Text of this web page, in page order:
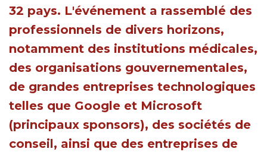
32 pays. L'événement a rassemblé des
professionnels de divers horizons,
notamment des institutions médicales,
des organisations gouvernementales,
de grandes entreprises technologiques
telles que Google et Microsoft
(principaux sponsors), des sociétés de
conseil, ainsi que des entreprises de